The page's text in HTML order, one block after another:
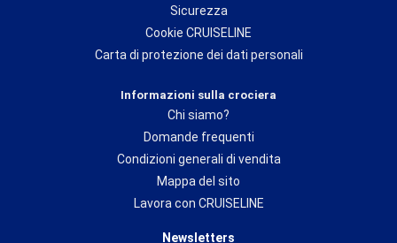
Sicurezza
Cookie CRUISELINE
Carta di protezione dei dati personali
Informazioni sulla crociera
Chi siamo?
Domande frequenti
Condizioni generali di vendita
Mappa del sito
Lavora con CRUISELINE
Newsletters